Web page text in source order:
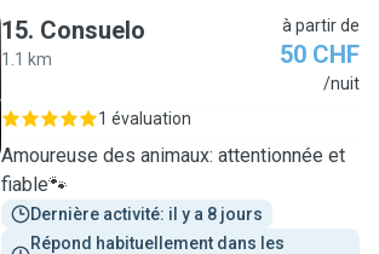
15. Consuelo
1.1 km
à partir de
50 CHF
/nuit
1 évaluation
Amoureuse des animaux: attentionnée et
fiable🐾
Dernière activité: il y a 8 jours
Répond habituellement dans les